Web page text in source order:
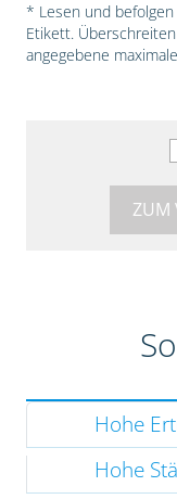
* Lesen und
Etikett.
angegebene
ZUM
Hohe
Hohe